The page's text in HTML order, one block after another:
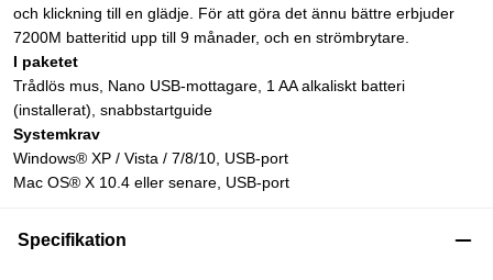
och klickning till en glädje. För att göra det ännu bättre erbjuder
7200M batteritid upp till 9 månader, och en strömbrytare.
I paketet
Trådlös mus, Nano USB-mottagare, 1 AA alkaliskt batteri
(installerat), snabbstartguide
Systemkrav
Windows® XP / Vista / 7/8/10, USB-port
Mac OS® X 10.4 eller senare, USB-port
Specifikation